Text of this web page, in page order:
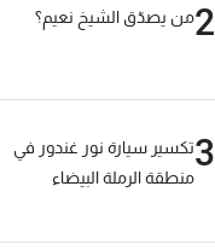
2من يصدّق الشيخ نعيم؟
3تكسير سيارة نور غندور في
منطقة الرملة البيضاء